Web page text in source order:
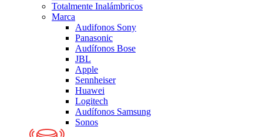
Totalmente Inalámbricos
Marca
Audifonos Sony
Panasonic
Audífonos Bose
JBL
Apple
Sennheiser
Huawei
Logitech
Audífonos Samsung
Sonos